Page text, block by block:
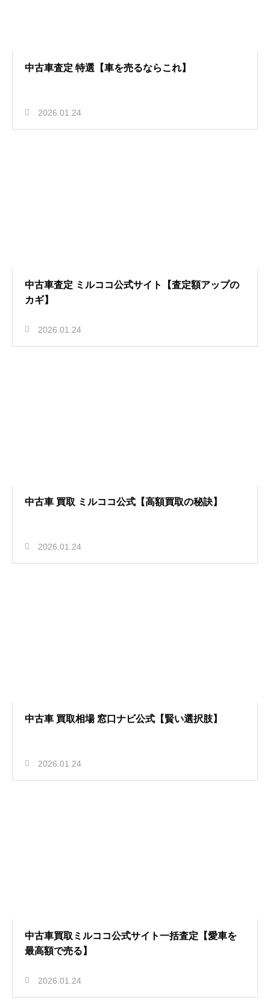
中古車査定 特選【車を売るならこれ】
2026.01.24
中古車査定 ミルココ公式サイト【査定額アップの
カギ】
2026.01.24
中古車 買取 ミルココ公式【高額買取の秘訣】
2026.01.24
中古車 買取相場 窓口ナビ公式【賢い選択肢】
2026.01.24
中古車買取ミルココ公式サイト一括査定【愛車を
最高額で売る】
2026.01.24